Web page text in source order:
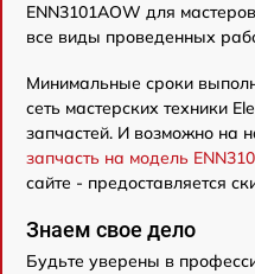
ENN3101AOW для
все виды проведенных
Минимальные сроки
сеть мастерских техники
запчастей. И возможно на
запчасть на модель
сайте - предоставляется
Знаем свое дело
Будьте уверены в